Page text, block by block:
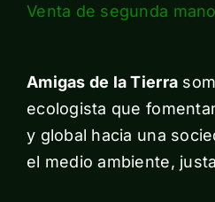
Venta de segunda mano
Amigas de la Tierra
ecologista que
y global hacia una
el medio ambiente,